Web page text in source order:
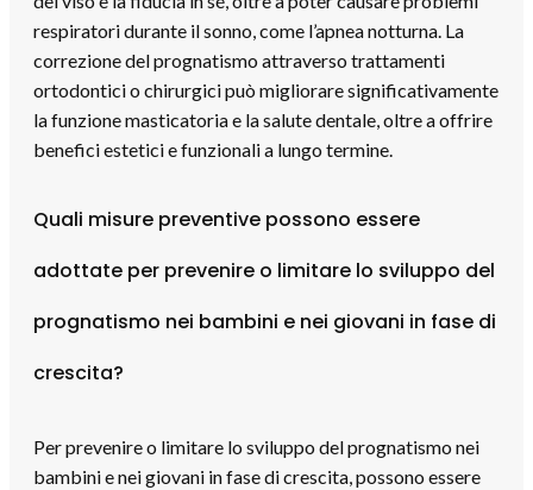
respiratori durante il sonno, come l’apnea notturna. La
correzione del prognatismo attraverso trattamenti
ortodontici o chirurgici può migliorare significativamente
la funzione masticatoria e la salute dentale, oltre a offrire
benefici estetici e funzionali a lungo termine.
Quali misure preventive possono essere
adottate per prevenire o limitare lo sviluppo del
prognatismo nei bambini e nei giovani in fase di
crescita?
Per prevenire o limitare lo sviluppo del prognatismo nei
bambini e nei giovani in fase di crescita, possono essere